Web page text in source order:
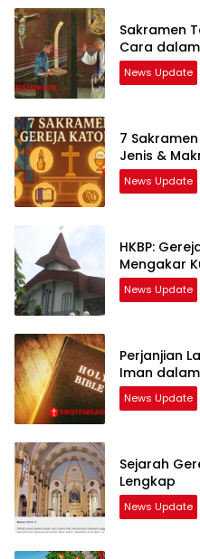
Sakramen
Cara
News Update
7
Jenis &
News Update
HKBP:
Mengakar
News Update
Perjanjian
Iman
News Update
Sejarah
Lengkap
News Update